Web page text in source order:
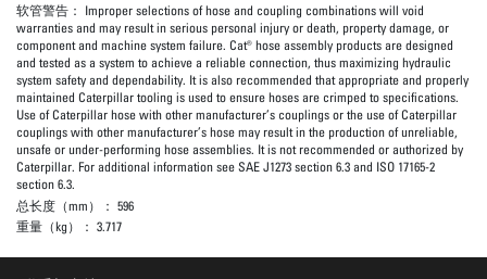
软管警告： Improper selections of hose and coupling combinations will void
warranties and may result in serious personal injury or death, property damage, or
component and machine system failure. Cat® hose assembly products are designed
and tested as a system to achieve a reliable connection, thus maximizing hydraulic
system safety and dependability. It is also recommended that appropriate and properly
maintained Caterpillar tooling is used to ensure hoses are crimped to specifications.
Use of Caterpillar hose with other manufacturer’s couplings or the use of Caterpillar
couplings with other manufacturer’s hose may result in the production of unreliable,
unsafe or under-performing hose assemblies. It is not recommended or authorized by
Caterpillar. For additional information see SAE J1273 section 6.3 and ISO 17165-2
section 6.3.
总长度（mm）： 596
重量（kg）： 3.717